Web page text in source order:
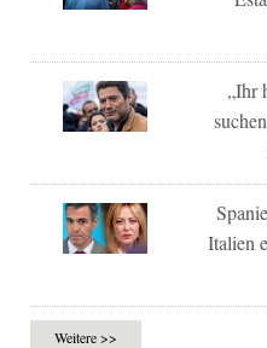
„Ihr
Italien
Weitere >>